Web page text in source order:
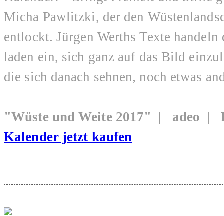
Micha Pawlitzki, der den
entlockt. Jürgen Werths Texte
laden ein, sich ganz auf das Bild
die sich danach sehnen, noch etwas
"Wüste und Weite 2017" | adeo
Kalender jetzt kaufen